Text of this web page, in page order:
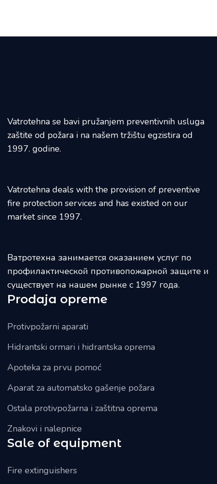
Vatrotehna se bavi pružanjem preventivnih usluga
zaštite od požara i na našem tržištu egzistira od
1997. godine.
Vatrotehna deals with the provision of preventive
fire protection services and has existed on our
market since 1997.
Ватротехна занимается оказанием услуг по
профилактической противопожарной защите и
существует на нашем рынке с 1997 года.
Prodaja opreme
Protivpožarni aparati
Hidrantski ormari i hidrantska oprema
Apoteka za prvu pomoć
Aparat za automatsko gašenje požara
Ostala protivpožarna i zaštitna oprema
Znakovi i nalepnice
Sale of equipment
Fire extinguishers